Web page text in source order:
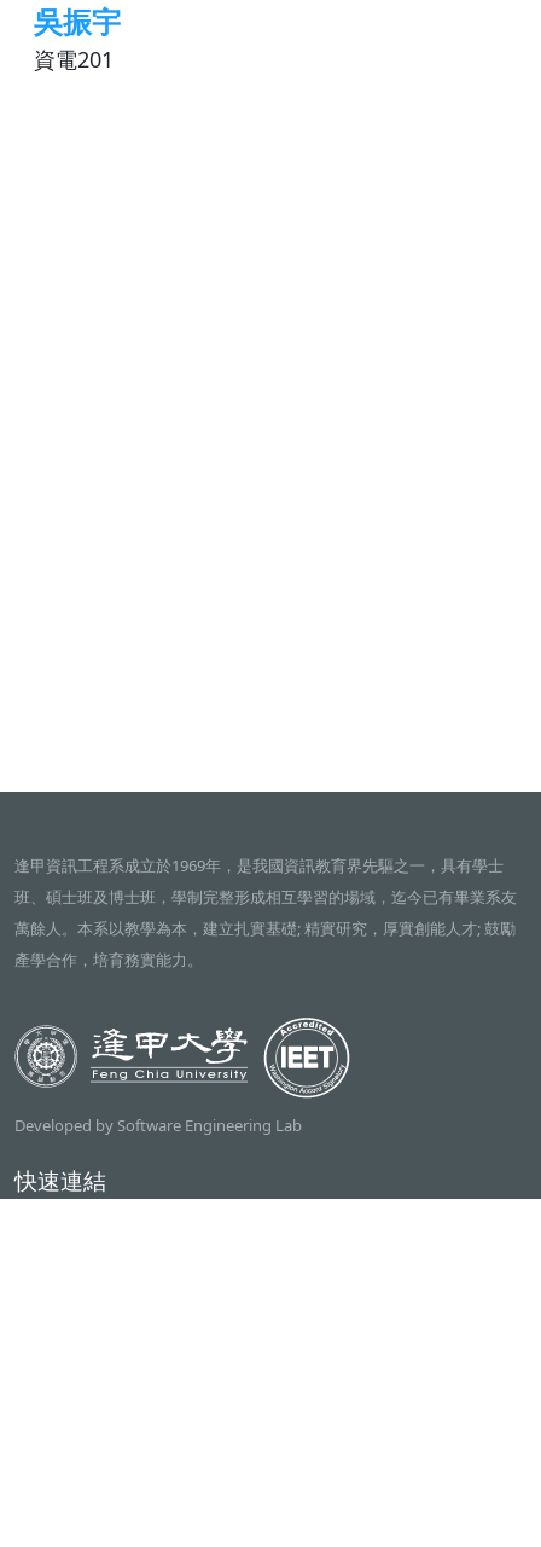
吳振宇
資電201
逢甲資訊工程系成立於1969年，是我國資訊教育界先驅之一，具有學士
班、碩士班及博士班，學制完整形成相互學習的場域，迄今已有畢業系友
萬餘人。本系以教學為本，建立扎實基礎; 精實研究，厚實創能人才; 鼓勵
產學合作，培育務實能力。
Developed by Software Engineering Lab
快速連結